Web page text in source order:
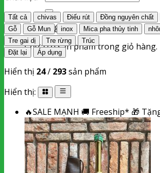
kiếm:
Giỏ hàng
Chưa có sản phẩm trong giỏ hàng.
Tất cả chivas Điếu rút Đồng nguyên chất
Gỗ
Gỗ Mun inox Mica pha thủy tinh
Tre gai dị
Tre rừng
Trúc
Đặt lại
Áp dụng
Hiển thị 24/ 293sản phẩm
Hiển thị:
🔥SALE MẠNH 🚚 Freeship* 🎁